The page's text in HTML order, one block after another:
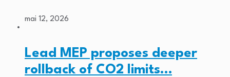
mai 12, 2026
Lead MEP proposes deeper
rollback of CO2 limits…